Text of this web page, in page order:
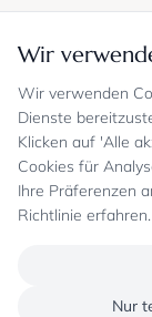
Wir
Wir verwenden
Dienste
Klicken auf 'Alle
Cookies für
Ihre Präferenzen
Richtlinie erfahren.
Nur
Gutschein
Sicheres
FAQ
Jobs
Bekannt aus
Kontakt
Showrooms
Datenschutz
Allgemeine
Sicheres
Echte
Oder per
Onlineshop